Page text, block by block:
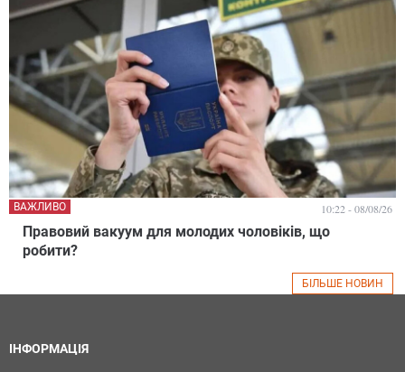
Правовий вакуум для молодих чоловіків, що
робити?
ВАЖЛИВО 10:22 - 08/08/26
БІЛЬШЕ НОВИН
ІНФОРМАЦІЯ